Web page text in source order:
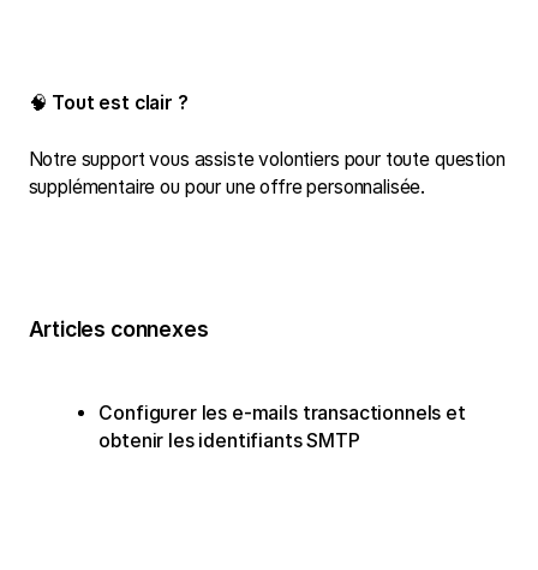
🧠 Tout est clair ?
Notre support vous assiste volontiers pour toute question
supplémentaire ou pour une offre personnalisée.
Articles connexes
Configurer les e-mails transactionnels et
obtenir les identifiants SMTP